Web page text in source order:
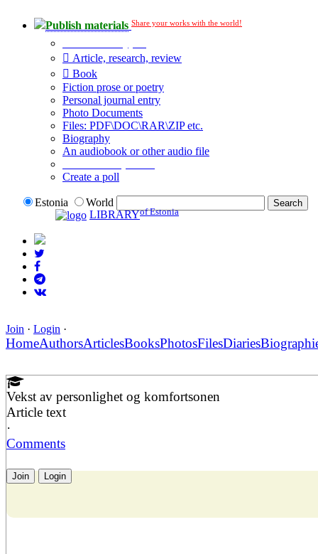
Publish materials Share your works with the world!
Article, research, review
Book
Fiction prose or poetry
Personal journal entry
Photo Documents
Files: PDF\DOC\RAR\ZIP etc.
Biography
An audiobook or other audio file
Create a poll
Estonia
World
LIBRARYof Estonia
Join · Login ·
HomeAuthorsArticlesBooksPhotosFilesDiaries
Vekst av personlighet og komfortsonen
Article text
·
Comments
Join Login